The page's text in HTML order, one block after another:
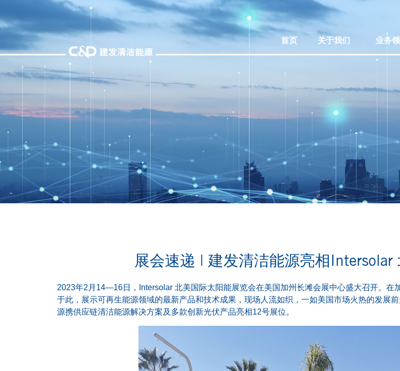
首页 关于我们 业务
展会速递 | 建发清洁能源亮相
2023年2月14—16日，Intersolar 北美国际太阳能展览会在美国加州长滩会展中心盛大召开。在
于此，展示可再生能源领域的最新产品和技术成果，现场人流如织，一如美国市场火热的发展
源携供应链清洁能源解决方案及多款创新光伏产品亮相12号展位。